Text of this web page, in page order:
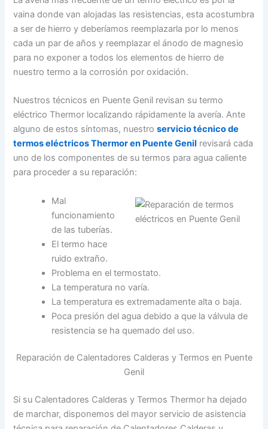
vaina donde van alojadas las resistencias, esta acostumbra
a ser de hierro y deberíamos reemplazarla por lo menos
cada un par de años y reemplazar el ánodo de magnesio
para no exponer a todos los elementos de hierro de
nuestro termo a la corrosión por oxidación.
Nuestros técnicos en Puente Genil revisan su termo
eléctrico Thermor localizando rápidamente la avería. Ante
alguno de estos síntomas, nuestroservicio técnico de
termos eléctricos Thermor en Puente Genil revisará cada
uno de los componentes de su termos para agua caliente
para proceder a su reparación:
Mal
funcionamiento
de las tuberías.
El termo hace
ruido extraño.
Problema en el termostato.
La temperatura no varía.
La temperatura es extremadamente alta o baja.
Poca presión del agua debido a que la válvula de
resistencia se ha quemado del uso.
Reparación de Calentadores Calderas y Termos en Puente
Genil
Si su Calentadores Calderas y Termos Thermor ha dejado
de marchar, disponemos del mayor servicio de asistencia